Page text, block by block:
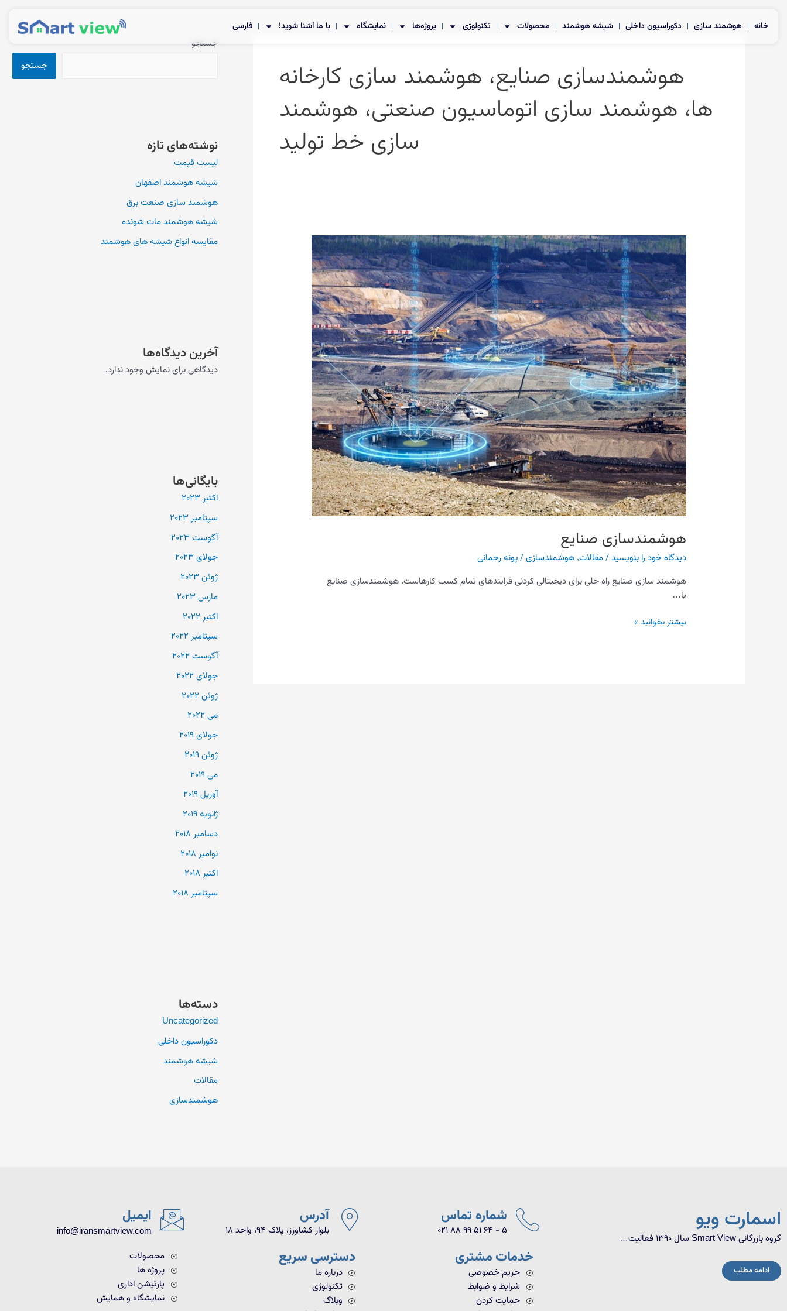
خانه هوشمند سازی دکوراسیون داخلی شیشه هوشمند محصولات تکنولوژی پروژه‌ها نمایشگاه با ما آشنا شوید! فارسی
هوشمندسازی صنایع، هوشمند سازی کارخانه
ها، هوشمند سازی اتوماسیون صنعتی، هوشمند
سازی خط تولید
هوشمندسازی صنایع
دیدگاه‌ خود را بنویسید/مقالات,هوشمندسازی/پونه رحمانی
هوشمند سازی صنایع راه حلی برای دیجیتالی کردنی فرایندهای تمام کسب کارهاست. هوشمندسازی صنایع
یا…
هوشمندسازی
صنایع
بیشتر بخوانید »
جستجو
جستجو
نوشته‌های تازه
لیست قیمت
شیشه هوشمند اصفهان
هوشمند سازی صنعت برق
شیشه هوشمند مات شونده
مقایسه انواع شیشه های هوشمند
آخرین دیدگاه‌ها
دیدگاهی برای نمایش وجود ندارد.
بایگانی‌ها
اکتبر 2023
سپتامبر 2023
آگوست 2023
جولای 2023
ژوئن 2023
مارس 2023
اکتبر 2022
سپتامبر 2022
آگوست 2022
جولای 2022
ژوئن 2022
می 2022
جولای 2019
ژوئن 2019
می 2019
آوریل 2019
ژانویه 2019
دسامبر 2018
نوامبر 2018
اکتبر 2018
سپتامبر 2018
دسته‌ها
Uncategorized
دکوراسیون داخلی
شیشه هوشمند
مقالات
هوشمندسازی
اسمارت ویو
گروه بازرگانی Smart View سال 1390 فعالیت…
ادامه مطلب
شماره تماس
021 88 99 51 64 - 5
آدرس
بلوار کشاورز، پلاک ۹۴، واحد ۱۸
ایمیل
info@iransmartview.com
خدمات مشتری
حریم خصوصی
شرایط و ضوابط
حمایت کردن
دسترسی سریع
درباره ما
تکنولوژی
وبلاگ
محصولات
پروژه ها
پارتیشن اداری
نمایشگاه و همایش